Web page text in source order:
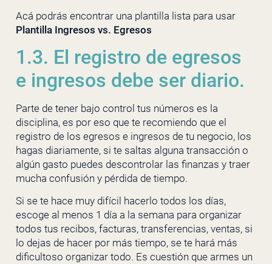
Acá podrás encontrar una plantilla lista para usar
Plantilla Ingresos vs. Egresos
1.3. El registro de egresos
e ingresos debe ser diario.
Parte de tener bajo control tus números es la
disciplina, es por eso que te recomiendo que el
registro de los egresos e ingresos de tu negocio, los
hagas diariamente, si te saltas alguna transacción o
algún gasto puedes descontrolar las finanzas y traer
mucha confusión y pérdida de tiempo.
Si se te hace muy difícil hacerlo todos los días,
escoge al menos 1 día a la semana para organizar
todos tus recibos, facturas, transferencias, ventas, si
lo dejas de hacer por más tiempo, se te hará más
dificultoso organizar todo. Es cuestión que armes un